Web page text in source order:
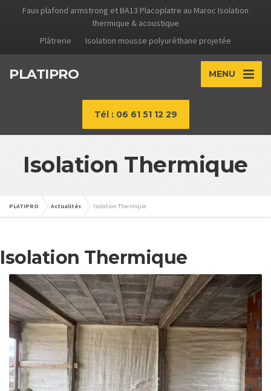
Faux plafond armstrong et BA13 Placoplatre au Maroc Isolation
thermique & acoustique
Plâtrerie
Isolation mousse polyuréthane projetée
PLATIPRO MENU
Tél : 06 61 51 12 29
Isolation Thermique
PLATIPRO Actualités Isolation Thermique
Isolation Thermique